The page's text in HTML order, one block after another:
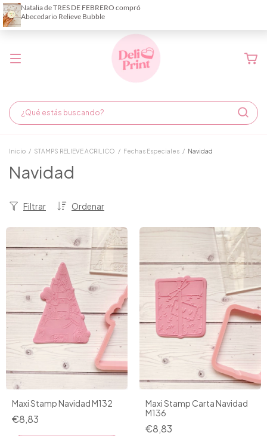
Demora de fabricación hasta 6 días hábiles
Inicio / STAMPS RELIEVE ACRILICO / Fechas Especiales / Navidad
Navidad
Ordenar
Filtrar
Maxi Stamp Navidad M132
€8,83
Maxi Stamp Carta Navidad
M136
€8,83